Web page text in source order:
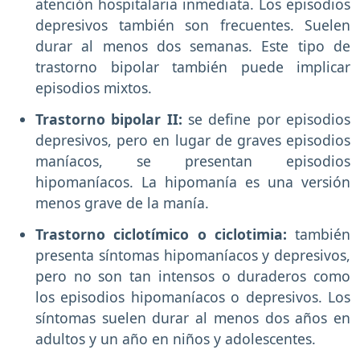
atención hospitalaria inmediata. Los episodios
depresivos también son frecuentes. Suelen
durar al menos dos semanas. Este tipo de
trastorno bipolar también puede implicar
episodios mixtos.
Trastorno bipolar II: se define por episodios
depresivos, pero en lugar de graves episodios
maníacos, se presentan episodios
hipomaníacos. La hipomanía es una versión
menos grave de la manía.
Trastorno ciclotímico o ciclotimia: también
presenta síntomas hipomaníacos y depresivos,
pero no son tan intensos o duraderos como
los episodios hipomaníacos o depresivos. Los
síntomas suelen durar al menos dos años en
adultos y un año en niños y adolescentes.